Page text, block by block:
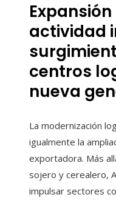
actividad
centros
nueva
La modernización
igualmente la
exportadora. Más
sojero y cerealero,
impulsar sectores